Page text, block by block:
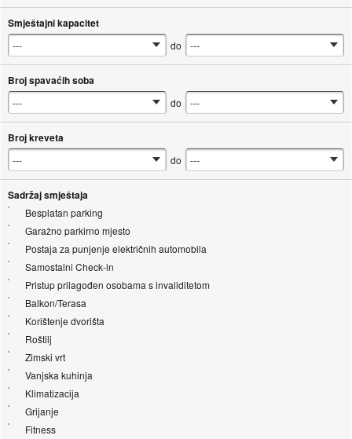
Smještajni kapacitet
do
Broj spavaćih soba
do
Broj kreveta
do
Sadržaj smještaja
Besplatan parking
Garažno parkirno mjesto
Postaja za punjenje električnih automobila
Samostalni Check-in
Pristup prilagođen osobama s invaliditetom
Balkon/Terasa
Korištenje dvorišta
Roštilj
Zimski vrt
Vanjska kuhinja
Klimatizacija
Grijanje
Fitness